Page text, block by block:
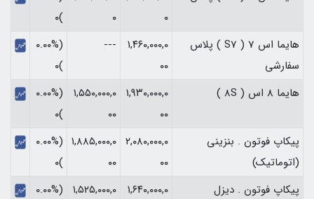
۰
۰
)۰
هایما اس 7 ( S7 ) پلاس
سفارشی
۱,۴۶۰,۰۰۰,۰
۰۰
---
(۰.۰۰%
)۰
هایما 8 اس ( 8S )
۱,۹۳۰,۰۰۰,۰
۰۰
۱,۵۵۰,۰۰۰,۰
۰۰
(۰.۰۰%
)۰
پیکاپ فوتون . بنزینی
(اتوماتیک)
۲,۰۸۰,۰۰۰,۰
۰۰
۱,۸۸۵,۰۰۰,۰
۰۰
(۰.۰۰%
)۰
پیکاپ فوتون . دیزل
۱,۶۴۰,۰۰۰,۰
۱,۵۲۵,۰۰۰,۰
(۰.۰۰%